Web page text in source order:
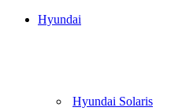
Hyundai
Hyundai Solaris